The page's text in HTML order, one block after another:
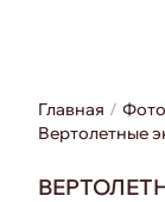
Главная
Вертолетные